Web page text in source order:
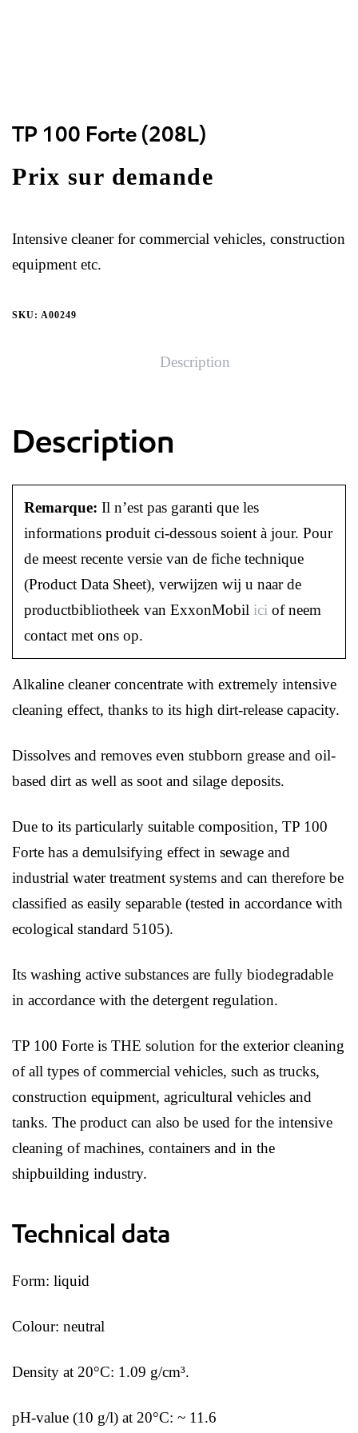
TP 100 Forte (208L)
Prix sur demande
Intensive cleaner for commercial vehicles, construction
equipment etc.
SKU: A00249
Description
Description
Remarque: Il n’est pas garanti que les
informations produit ci-dessous soient à jour. Pour
de meest recente versie van de fiche technique
(Product Data Sheet), verwijzen wij u naar de
productbibliotheek van ExxonMobil ici of neem
contact met ons op.
Alkaline cleaner concentrate with extremely intensive
cleaning effect, thanks to its high dirt-release capacity.
Dissolves and removes even stubborn grease and oil-
based dirt as well as soot and silage deposits.
Due to its particularly suitable composition, TP 100
Forte has a demulsifying effect in sewage and
industrial water treatment systems and can therefore be
classified as easily separable (tested in accordance with
ecological standard 5105).
Its washing active substances are fully biodegradable
in accordance with the detergent regulation.
TP 100 Forte is THE solution for the exterior cleaning
of all types of commercial vehicles, such as trucks,
construction equipment, agricultural vehicles and
tanks. The product can also be used for the intensive
cleaning of machines, containers and in the
shipbuilding industry.
Technical data
Form: liquid
Colour: neutral
Density at 20°C: 1.09 g/cm³.
pH-value (10 g/l) at 20°C: ~ 11.6